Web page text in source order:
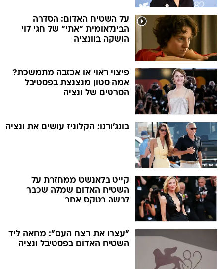
על השטיח האדום: הסדרה
הבינלאומית "אתי" של חגי לוי
הושקה בוונציה
פיצוי ראוי או אכזבה מתמשכת?
אמה סטון מנצנצת בפסטיבל
הסרטים של ונציה
בונג'ורנו: הקלוניז עושים את ונציה
קייט בלאנשט ממחזרת על
השטיח האדום שמלה שכבר
לבשה בטקס אחר
"עצרו את רצח העם": מחאה ליד
השטיח האדום בפסטיבל ונציה